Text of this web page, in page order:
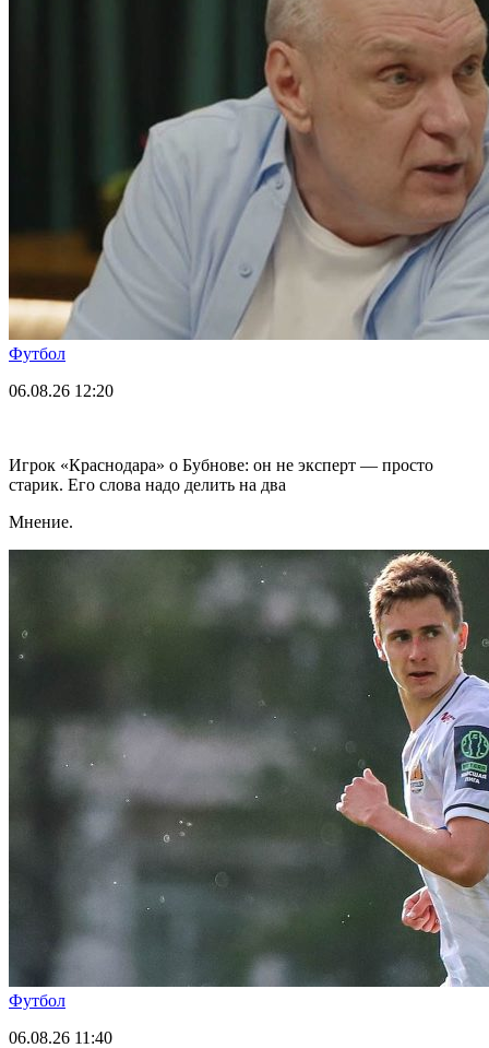
Футбол
06.08.26 12:20
Игрок «Краснодара» о Бубнове: он не эксперт — просто
старик. Его слова надо делить на два
Мнение.
Футбол
06.08.26 11:40